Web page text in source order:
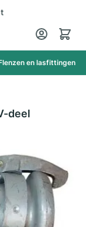
Cart
en lasfittingen
deel